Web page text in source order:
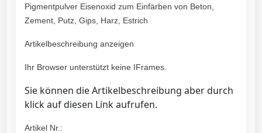
Pigmentpulver Eisenoxid zum Einfärben von Beton,
Zement, Putz, Gips, Harz, Estrich
Artikelbeschreibung anzeigen
Ihr Browser unterstützt keine IFrames.
Sie können die Artikelbeschreibung aber durch
klick auf diesen Link aufrufen.
Artikel Nr.: